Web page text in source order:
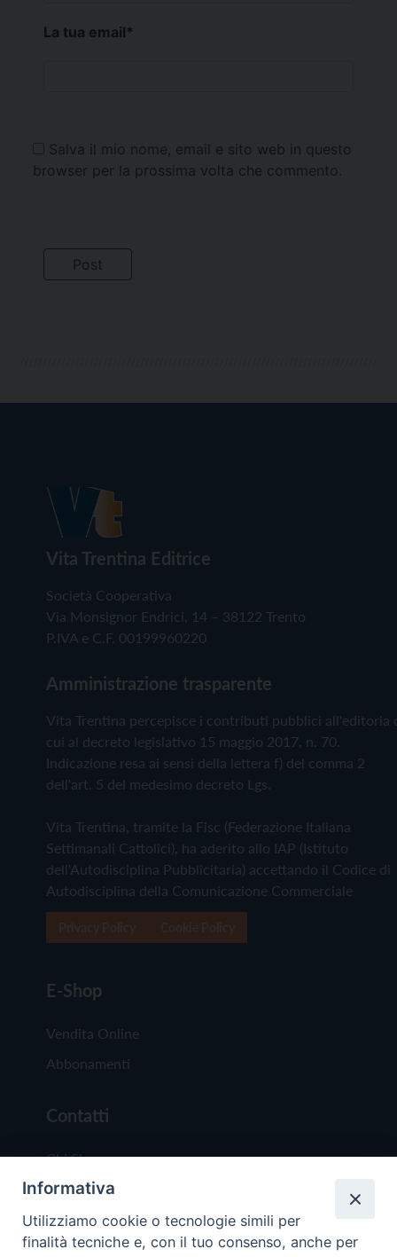
La tua email*
Salva il mio nome, email e sito web in questo
browser per la prossima volta che commento.
Vita Trentina Editrice
Società Cooperativa
Via Monsignor Endrici, 14 – 38122 Trento
P.IVA e C.F. 00199960220
Amministrazione trasparente
Vita Trentina percepisce i contributi pubblici all'editoria
cui al decreto legislativo 15 maggio 2017, n. 70.
Indicazione resa ai sensi della lettera f) del comma 2
dell'art. 5 del medesimo decreto Lgs.
Vita Trentina, tramite la Fisc (Federazione Italiana
Settimanali Cattolici), ha aderito allo IAP (Istituto
dell'Autodisciplina Pubblicitaria) accettando il Codice di
Autodisciplina della Comunicazione Commerciale
E-Shop
Vendita Online
Abbonamenti
Contatti
Chi Siamo
Redazione
Scrivici
Informativa
Utilizziamo cookie o tecnologie simili per
finalità tecniche e, con il tuo consenso, anche per